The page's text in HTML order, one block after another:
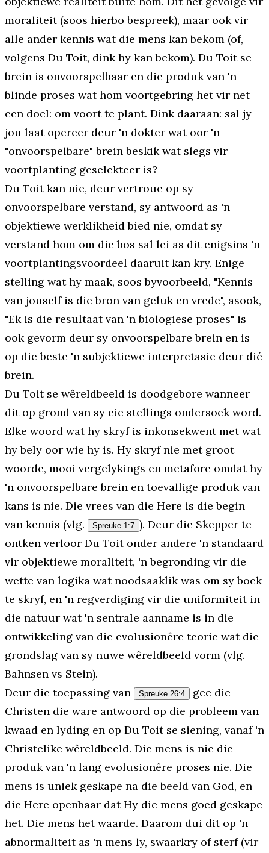
moraliteit (soos hierbo bespreek), maar ook vir
alle ander kennis wat die mens kan bekom (of,
volgens Du Toit, dink hy kan bekom). Du Toit se
brein is onvoorspelbaar en die produk van 'n
blinde proses wat hom voortgebring het vir net
een doel: om voort te plant. Dink daaraan: sal jy
jou laat opereer deur 'n dokter wat oor 'n
"onvoorspelbare" brein beskik wat slegs vir
voortplanting geselekteer is?
Du Toit kan nie, deur vertroue op sy
onvoorspelbare verstand, sy antwoord as 'n
objektiewe werklikheid bied nie, omdat sy
verstand hom om die bos sal lei as dit enigsins 'n
voortplantingsvoordeel daaruit kan kry. Enige
stelling wat hy maak, soos byvoorbeeld, "Kennis
van jouself is die bron van geluk en vrede", asook,
"Ek is die resultaat van 'n biologiese proses" is
ook gevorm deur sy onvoorspelbare brein en is
op die beste 'n subjektiewe interpretasie deur dié
brein.
Du Toit se wêreldbeeld is doodgebore wanneer
dit op grond van sy eie stellings ondersoek word.
Elke woord wat hy skryf is inkonsekwent met wat
hy bely oor wie hy is. Hy skryf nie met groot
woorde, mooi vergelykings en metafore omdat hy
'n onvoorspelbare brein en toevallige produk van
kans is nie. Die vrees van die Here is die begin
van kennis (vlg.
Spreuke 1:7 ). Deur die Skepper te
ontken verloor Du Toit onder andere 'n standaard
vir objektiewe moraliteit, 'n begronding vir die
wette van logika wat noodsaaklik was om sy boek
te skryf, en 'n regverdiging vir die uniformiteit in
die natuur wat 'n sentrale aanname is in die
ontwikkeling van die evolusionêre teorie wat die
grondslag van sy nuwe wêreldbeeld vorm (vlg.
Bahnsen vs Stein).
Deur die toepassing van
Spreuke 26:4
gee die
Christen die ware antwoord op die probleem van
kwaad en lyding en op Du Toit se siening, vanaf 'n
Christelike wêreldbeeld. Die mens is nie die
produk van 'n lang evolusionêre proses nie. Die
mens is uniek geskape na die beeld van God, en
die Here openbaar dat Hy die mens goed geskape
het. Die mens het waarde. Daarom dui dit op 'n
abnormaliteit as 'n mens ly, swaarkry of sterf (vir